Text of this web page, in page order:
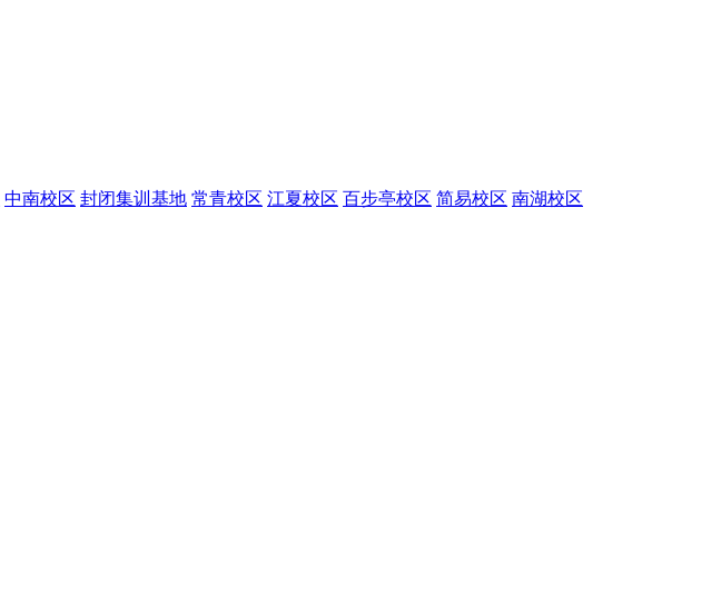
中南校区 封闭集训基地 常青校区 江夏校区 百步亭校区 简易校区 南湖校区